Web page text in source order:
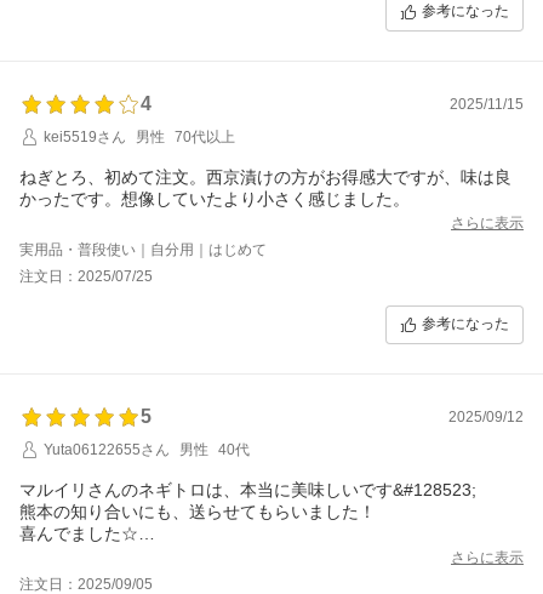
参考になった
4
2025/11/15
kei5519さん
男性 70代以上
ねぎとろ、初めて注文。西京漬けの方がお得感大ですが、味は良
かったです。想像していたより小さく感じました。
さらに表示
実用品・普段使い｜自分用｜はじめて
注文日：2025/07/25
参考になった
5
2025/09/12
Yuta06122655さん
男性 40代
マルイリさんのネギトロは、本当に美味しいです&#128523;
熊本の知り合いにも、送らせてもらいました！
喜んでました☆
是非、ご賞味ください♪
さらに表示
注文日：2025/09/05